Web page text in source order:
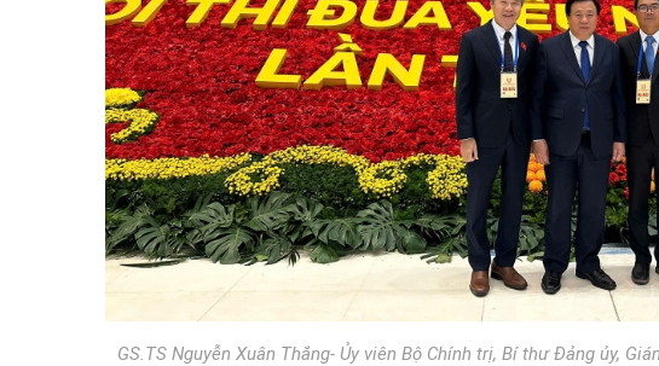
GS.TS Nguyễn Xuân Thắng- Ủy viên Bộ Chính trị, Bí thư Đảng ủy,